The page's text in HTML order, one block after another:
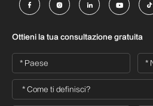
    
Ottieni la tua consultazione gratuita